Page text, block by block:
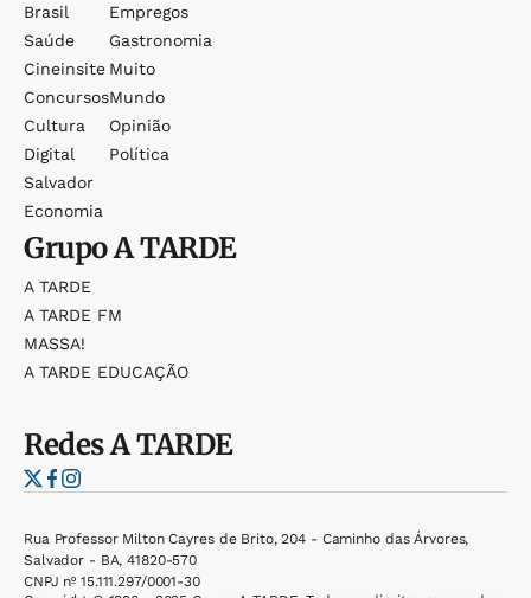
Brasil
Saúde
Cineinsite
Concursos
Cultura
Digital
Salvador
Economia
Empregos
Gastronomia
Muito
Mundo
Opinião
Política
GrupoA TARDE
A TARDE
A TARDE FM
MASSA!
A TARDE EDUCAÇÃO
RedesA TARDE
Rua Professor Milton Cayres de Brito, 204 - Caminho das Árvores,
Salvador - BA, 41820-570
CNPJ nº 15.111.297/0001-30